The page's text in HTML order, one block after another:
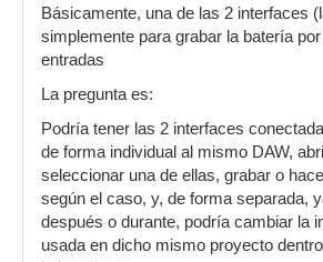
Básicamente, una de las 2 interfaces
simplemente para grabar la batería
entradas
La pregunta es:
Podría tener las 2 interfaces
de forma individual al mismo DAW,
seleccionar una de ellas, grabar o
según el caso, y, de forma separada,
después o durante, podría cambiar la
usada en dicho mismo proyecto